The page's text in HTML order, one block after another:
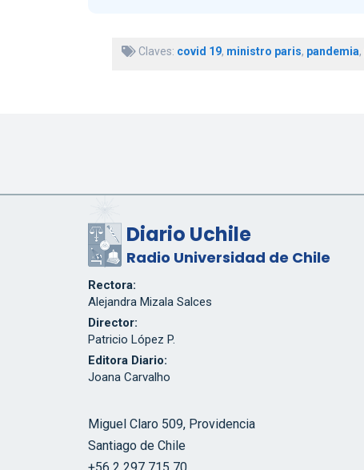
Claves: covid 19, ministro paris, pandemia,
Diario Uchile
Radio Universidad de Chile
Rectora:
Alejandra Mizala Salces
Director:
Patricio López P.
Editora Diario:
Joana Carvalho
Miguel Claro 509, Providencia
Santiago de Chile